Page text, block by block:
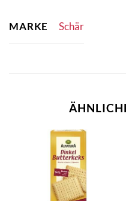
MARKE Schär